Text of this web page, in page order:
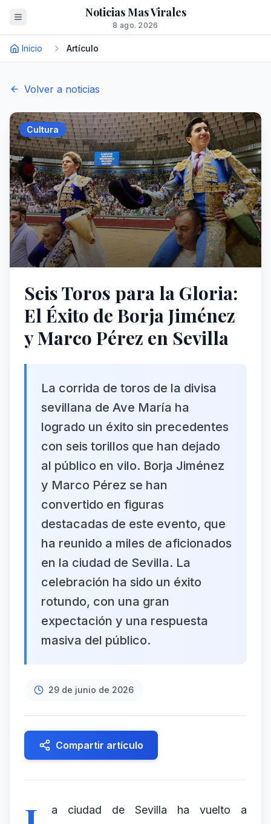
Noticias Mas Virales
8 ago. 2026
Inicio Artículo
Volver a noticias
Cultura
Seis Toros para la Gloria:
El Éxito de Borja Jiménez
y Marco Pérez en Sevilla
La corrida de toros de la divisa
sevillana de Ave María ha
logrado un éxito sin precedentes
con seis torillos que han dejado
al público en vilo. Borja Jiménez
y Marco Pérez se han
convertido en figuras
destacadas de este evento, que
ha reunido a miles de aficionados
en la ciudad de Sevilla. La
celebración ha sido un éxito
rotundo, con una gran
expectación y una respuesta
masiva del público.
29 de junio de 2026
Compartir artículo
a ciudad de Sevilla ha vuelto a